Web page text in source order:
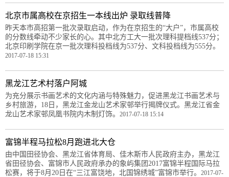
北京市属高校在京招生一本线出炉 录取线普降
昨天本市高招第一批次录取启动，作为在京招生的“大户”，市属高校
的分数线牵动不少家长的心。其中北方工大一批次理科提档线537分；
北京印刷学院在京一批次理科投档线为537分、文科投档线为555分。
2017-07-18 15:31
黑龙江艺术村落户阿城
为充分展示书画艺术的文化内涵与特殊魅力，促进黑龙江书画艺术与
乡村旅游，18日，黑龙江金龙山艺术家邨举行揭牌仪式。黑龙江省金
龙山艺术家邨凤凰书院内木制灯饰。 2017-07-18 15:14
富锦半程马拉松8月跑进北大仓
由中国田径协会、黑龙江省体育局、佳木斯市人民政府主办，黑龙江
省田径协会、富锦市人民政府承办的象屿集团2017富锦半程国际马拉
松赛，将于8月20日在“三江富饶地，北国锦绣城”富锦市举行。 2017-07-